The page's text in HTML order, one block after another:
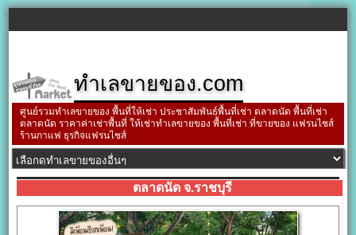
ทำเลขายของ.com
ศูนย์รวมทำเลขายของ พื้นที่ให้เช่า ประชาสัมพันธ์พื้นที่เช่า ตลาดนัด พื้นที่เช่า
ตลาดนัด ราคาค่าเช่าพื้นที่ ให้เช่าทำเลขายของ พื้นที่เช่า ที่ขายของ แฟรนไชส์
ร้านกาแฟ ธุรกิจแฟรนไชส์
ตลาดนัด จ.ราชบุรี